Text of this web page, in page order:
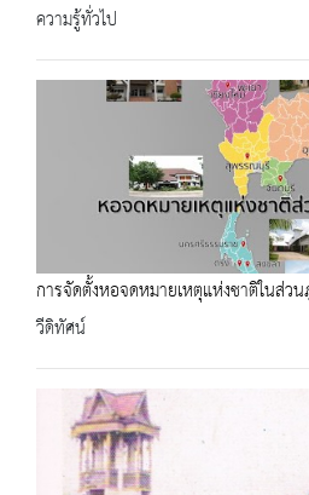
ความรู้ทั่วไป
การจัดตั้งหอจดหมายเหตุแห่งชาติในส่ว
วีดิทัศน์